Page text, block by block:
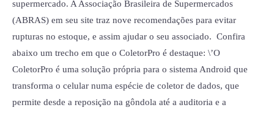
supermercado. A Associação Brasileira de Supermercados
(ABRAS) em seu site traz nove recomendações para evitar
rupturas no estoque, e assim ajudar o seu associado. Confira
abaixo um trecho em que o ColetorPro é destaque: \’O
ColetorPro é uma solução própria para o sistema Android que
transforma o celular numa espécie de coletor de dados, que
permite desde a reposição na gôndola até a auditoria e a